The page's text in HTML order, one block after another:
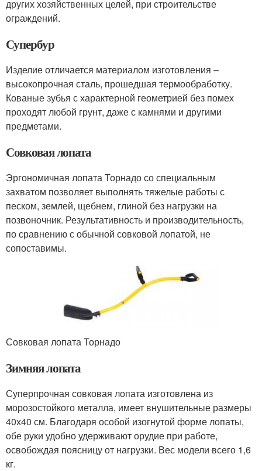
других хозяйственных целей, при строительстве
ограждений.
Супербур
Изделие отличается материалом изготовления –
высокопрочная сталь, прошедшая термообработку.
Кованые зубья с характерной геометрией без помех
проходят любой грунт, даже с камнями и другими
предметами.
Совковая лопата
Эргономичная лопата Торнадо со специальным
захватом позволяет выполнять тяжелые работы с
песком, землей, щебнем, глиной без нагрузки на
позвоночник. Результативность и производительность,
по сравнению с обычной совковой лопатой, не
сопоставимы.
Совковая лопата Торнадо
Зимняя лопата
Суперпрочная совковая лопата изготовлена из
морозостойкого металла, имеет внушительные размеры
40х40 см. Благодаря особой изогнутой форме лопаты,
обе руки удобно удерживают орудие при работе,
освобождая поясницу от нагрузки. Вес модели всего 1,6
кг.